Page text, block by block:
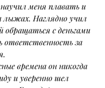
меня плавать и
лыжах. Наглядно учил
обращаться с деньгами
ответственность за
времена он никогда
и уверенно шел